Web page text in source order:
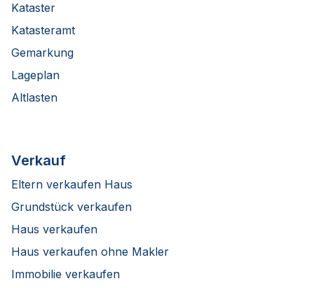
Kataster
Katasteramt
Gemarkung
Lageplan
Altlasten
Verkauf
Eltern verkaufen Haus
Grundstück verkaufen
Haus verkaufen
Haus verkaufen ohne Makler
Immobilie verkaufen